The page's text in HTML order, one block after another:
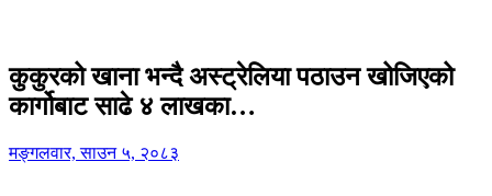
कुकुरको खाना भन्दै अस्ट्रेलिया पठाउन खोजिएको
कार्गोबाट साढे ४ लाखका…
मङ्गलवार, साउन ५, २०८३